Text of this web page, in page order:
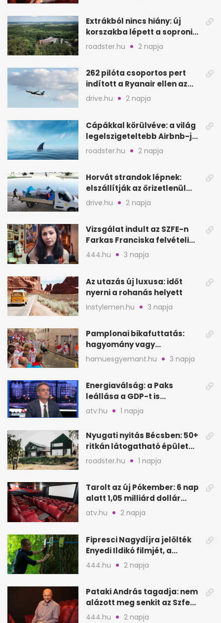
Extrákból nincs hiány: új
korszakba lépett a soproni
Fagus Hotel
roadster.hu 2 napja
262 pilóta csoportos pert
indított a Ryanair ellen az
Egyesült Királyságban
drive.hu 2 napja
Cápákkal körülvéve: a világ
legelszigeteltebb Airbnb-je
a nyílt tengeren
roadster.hu 2 napja
Horvát strandok lépnek:
elszállítják az őrizetlenül
hagyott törölközőket
drive.hu 2 napja
Vizsgálat indult az SZFE-n
Farkas Franciska felvételi
videója után
444.hu 3 napja
Az utazás új luxusa: időt
nyerni a rohanás helyett
instylemen.hu 3 napja
Pamplonai bikafuttatás:
hagyomány vagy
értelmetlen vérontás?
hamuesgyemant.hu 3 napja
Energiaválság: a Paks
leállása a GDP-t is
megütheti, int az
Oeconomus
atv.hu 1 napja
Nyugati nyitás Bécsben: 50+
ritkán látogatható épület
nyílik meg
roadster.hu 1 napja
Tarolt az új Pókember: 6 nap
alatt 1,05 milliárd dollár
bevétel
atv.hu 2 napja
Fipresci Nagydíjra jelölték
Enyedi Ildikó filmjét, a
Csendes barátot
444.hu 2 napja
Pataki András tagadja: nem
alázott meg senkit az Szfe
felvételijén
444.hu 2 napja